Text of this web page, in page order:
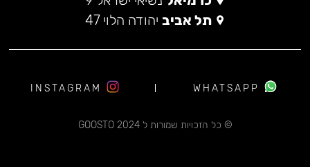
תל אביב יהודה הלוי 47
© כל הזכויות שמורות ל 2024 GOOSTO
WHATSAPP
INSTAGRAM